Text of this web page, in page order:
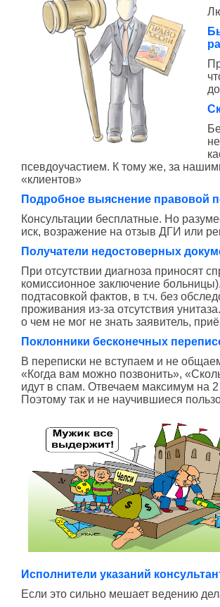
псевдоучастием. К тому же, за
«клиентов»
Подробное выяснение правовой
Консультации бесплатные. Но
иск, возражение на отзыв ДГИ или
Получатели недостоверных
При отсутствии диагноза приносят
комиссионное заключение
подтасовкой фактов, в т.ч. без
проживания из-за отсутствия
о чем не мог не знать заявитель,
Поклонники бесконечных
В переписки не вступаем и не
«Когда вам можно позвонить»,
идут в спам. Отвечаем максимум на
Поэтому так и не научившиеся
Исполнители указаний
Если это сильно мешает ведению